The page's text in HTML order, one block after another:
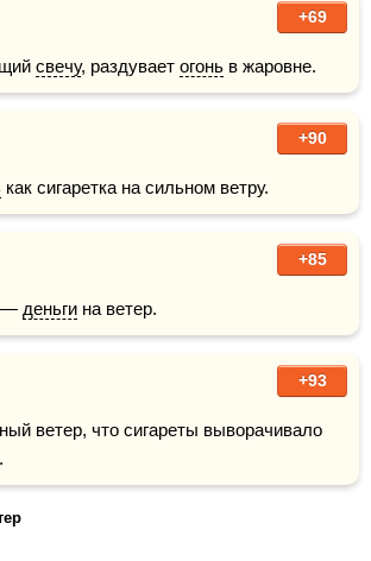
+69
свечу, раздувает огонь в жаровне.
+90
как сигаретка на сильном ветру.
+85
— деньги на ветер.
+93
ветер, что сигареты выворачивало
.